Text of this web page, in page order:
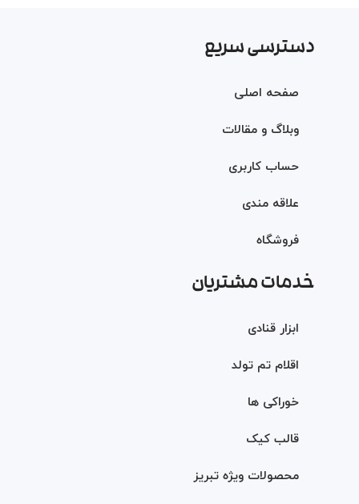
دسترسی سریع
صفحه اصلی
وبلاگ و مقالات
حساب کاربری
علاقه مندی
فروشگاه
خدمات مشتریان
ابزار قنادی
اقلام تم تولد
خوراکی ها
قالب کیک
محصولات ویژه تبریز